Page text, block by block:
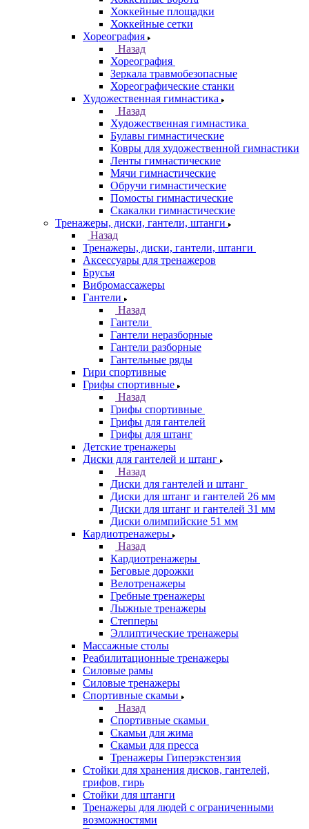
Хоккейные площадки
Хоккейные сетки
Хореография
Назад
Хореография
Зеркала травмобезопасные
Хореографические станки
Художественная гимнастика
Назад
Художественная гимнастика
Булавы гимнастические
Ковры для художественной гимнастики
Ленты гимнастические
Мячи гимнастические
Обручи гимнастические
Помосты гимнастические
Скакалки гимнастические
Тренажеры, диски, гантели, штанги
Назад
Тренажеры, диски, гантели, штанги
Аксессуары для тренажеров
Брусья
Вибромассажеры
Гантели
Назад
Гантели
Гантели неразборные
Гантели разборные
Гантельные ряды
Гири спортивные
Грифы спортивные
Назад
Грифы спортивные
Грифы для гантелей
Грифы для штанг
Детские тренажеры
Диски для гантелей и штанг
Назад
Диски для гантелей и штанг
Диски для штанг и гантелей 26 мм
Диски для штанг и гантелей 31 мм
Диски олимпийские 51 мм
Кардиотренажеры
Назад
Кардиотренажеры
Беговые дорожки
Велотренажеры
Гребные тренажеры
Лыжные тренажеры
Степперы
Эллиптические тренажеры
Массажные столы
Реабилитационные тренажеры
Силовые рамы
Силовые тренажеры
Спортивные скамьи
Назад
Спортивные скамьи
Скамьи для жима
Скамьи для пресса
Тренажеры Гиперэкстензия
Стойки для хранения дисков, гантелей,
грифов, гирь
Стойки для штанги
Тренажеры для людей с ограниченными
возможностями